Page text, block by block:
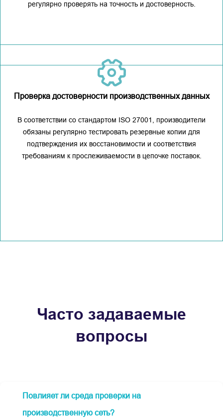
регулярно проверять на точность и достоверность.
Проверка достоверности производственных данных
В соответствии со стандартом ISO 27001, производители
обязаны регулярно тестировать резервные копии для
подтверждения их восстановимости и соответствия
требованиям к прослеживаемости в цепочке поставок.
Часто задаваемые
вопросы
Повлияет ли среда проверки на
производственную сеть?